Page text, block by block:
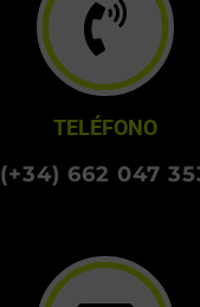
TELÉFONO
(+34) 662 047